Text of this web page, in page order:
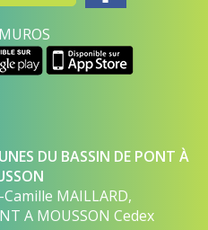
DU BASSIN DE PONT À
MAILLARD,
A MOUSSON Cedex